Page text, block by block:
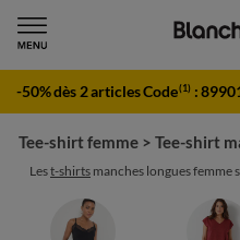
-50% dès 2 articles Code(1) :
Tee-shirt femme > Tee-shirt
Lest-shirts manches longues femme